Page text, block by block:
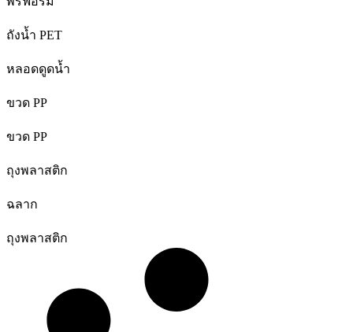
ถังน้ำ PET
หลอดดูดน้ำ
ขวด PP
ขวด PP
ถุงพลาสติก
ฉลาก
ถุงพลาสติก